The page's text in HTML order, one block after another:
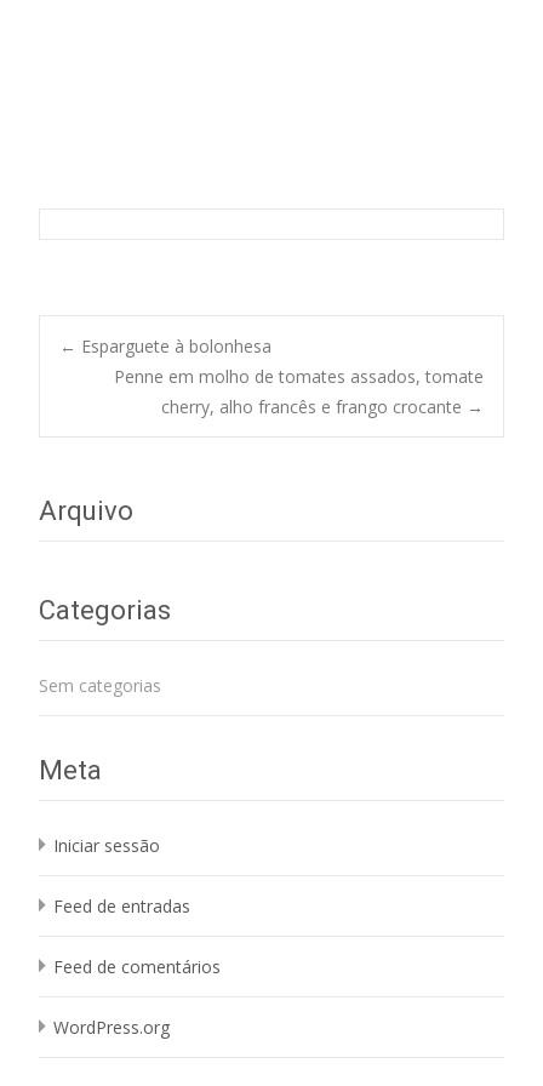
Post
navigation
← Esparguete à bolonhesa
Penne em molho de tomates assados, tomate
cherry, alho francês e frango crocante →
Arquivo
Categorias
Sem categorias
Meta
Iniciar sessão
Feed de entradas
Feed de comentários
WordPress.org